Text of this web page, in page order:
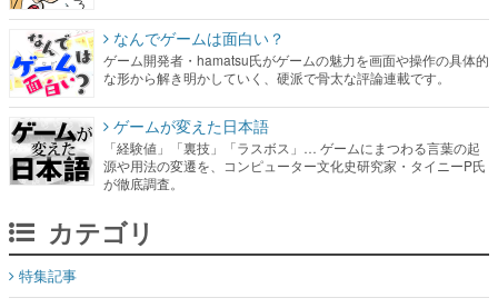
なんでゲームは面白い？
ゲーム開発者・hamatsu氏がゲームの魅力を画面や操作の具体的
な形から解き明かしていく、硬派で骨太な評論連載です。
ゲームが変えた日本語
「経験値」「裏技」「ラスボス」… ゲームにまつわる言葉の起
源や用法の変遷を、コンピューター文化史研究家・タイニーP氏
が徹底調査。
カテゴリ
特集記事